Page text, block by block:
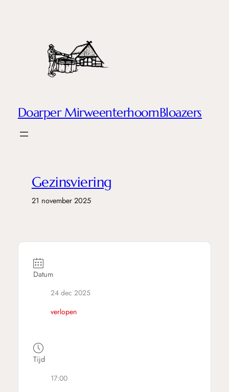
Doarper MirweenterhoornBloazers
Gezinsviering
21 november 2025
Datum
24 dec 2025
verlopen
Tijd
17:00